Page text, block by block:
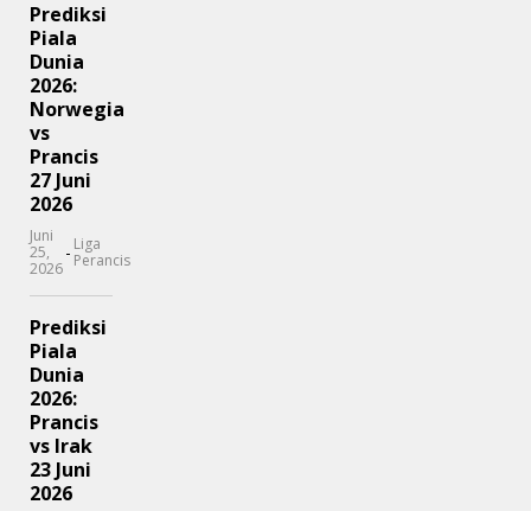
Prediksi
Piala
Dunia
2026:
Norwegia
vs
Prancis
27 Juni
2026
Juni
25,
2026
- Liga
Perancis
Prediksi
Piala
Dunia
2026:
Prancis
vs Irak
23 Juni
2026